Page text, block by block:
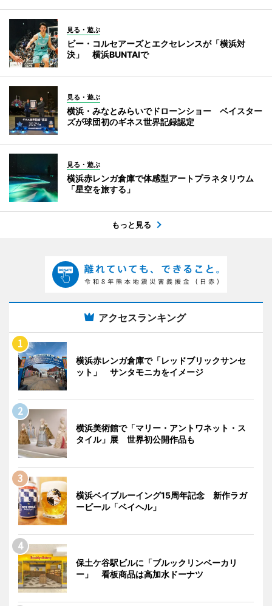
見る・遊ぶ
ビー・コルセアーズとエクセレンスが「横浜対
決」 横浜BUNTAIで
見る・遊ぶ
横浜・みなとみらいでドローンショー ベイスター
ズが球団初のギネス世界記録認定
見る・遊ぶ
横浜赤レンガ倉庫で体感型アートプラネタリウム
「星空を旅する」
もっと見る
アクセスランキング
横浜赤レンガ倉庫で「レッドブリックサンセ
ット」 サンタモニカをイメージ
横浜美術館で「マリー・アントワネット・ス
タイル」展 世界初公開作品も
横浜ベイブルーイング15周年記念 新作ラガ
ービール「ベイヘル」
保土ケ谷駅ビルに「ブルックリンベーカリ
ー」 看板商品は高加水ドーナツ